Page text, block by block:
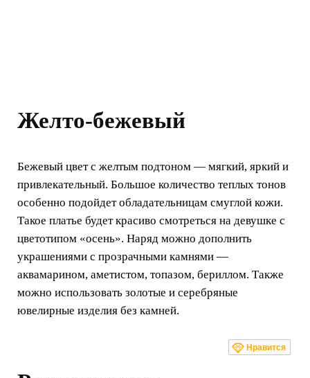
Желто-бежевый
Бежевый цвет с желтым подтоном — мягкий, яркий и
привлекательный. Большое количество теплых тонов
особенно подойдет обладательницам смуглой кожи.
Такое платье будет красиво смотреться на девушке с
цветотипом «осень». Наряд можно дополнить
украшениями с прозрачными камнями —
аквамарином, аметистом, топазом, бериллом. Также
можно использовать золотые и серебряные
ювелирные изделия без камней.
Нравится